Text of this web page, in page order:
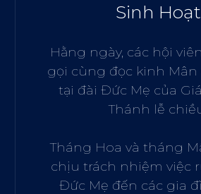
Sinh Hoạt
Hằng ngày, các hội
gọi cùng đọc kinh
tại đài Đức Mẹ của
Thánh lễ
Tháng Hoa và tháng
chịu trách nhiệm việc
Đức Mẹ đến các gia